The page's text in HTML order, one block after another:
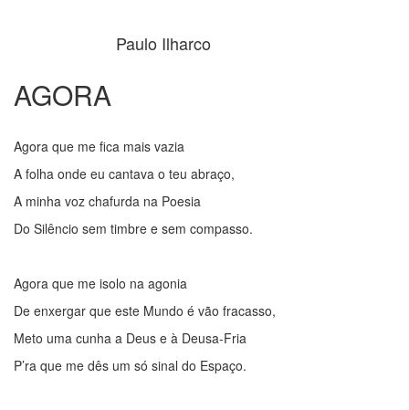
Paulo Ilharco
AGORA
Agora que me fica mais vazia
A folha onde eu cantava o teu abraço,
A minha voz chafurda na Poesia
Do Silêncio sem timbre e sem compasso.
Agora que me isolo na agonia
De enxergar que este Mundo é vão fracasso,
Meto uma cunha a Deus e à Deusa-Fria
P’ra que me dês um só sinal do Espaço.